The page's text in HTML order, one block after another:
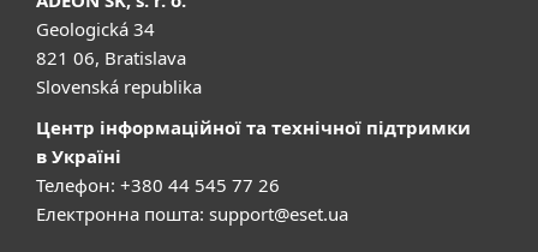
Geologická 34
821 06, Bratislava
Slovenská republika
Центр інформаційної та технічної підтримки
в Україні
Телефон: +380 44 545 77 26
Електронна пошта: support@eset.ua